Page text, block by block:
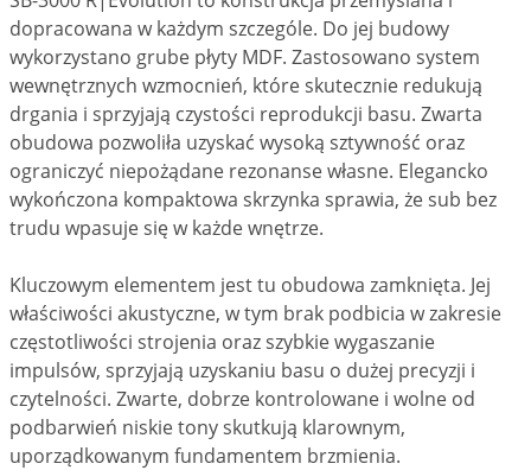
dopracowana w każdym szczególe. Do jej budowy
wykorzystano grube płyty MDF. Zastosowano system
wewnętrznych wzmocnień, które skutecznie redukują
drgania i sprzyjają czystości reprodukcji basu. Zwarta
obudowa pozwoliła uzyskać wysoką sztywność oraz
ograniczyć niepożądane rezonanse własne. Elegancko
wykończona kompaktowa skrzynka sprawia, że sub bez
trudu wpasuje się w każde wnętrze.
Kluczowym elementem jest tu obudowa zamknięta. Jej
właściwości akustyczne, w tym brak podbicia w zakresie
częstotliwości strojenia oraz szybkie wygaszanie
impulsów, sprzyjają uzyskaniu basu o dużej precyzji i
czytelności. Zwarte, dobrze kontrolowane i wolne od
podbarwień niskie tony skutkują klarownym,
uporządkowanym fundamentem brzmienia.